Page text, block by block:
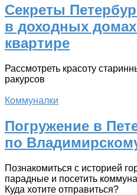
Секреты
в доходных
квартире
Рассмотреть красоту
ракурсов
Коммуналки
Погружение в
по
Познакомиться с историей
парадные и посетить
Куда хотите отправиться?